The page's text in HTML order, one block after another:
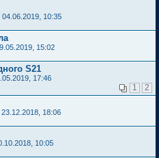
04.06.2019, 10:35
15:02
S21
17:46
1 2
23.12.2018, 18:06
10:05